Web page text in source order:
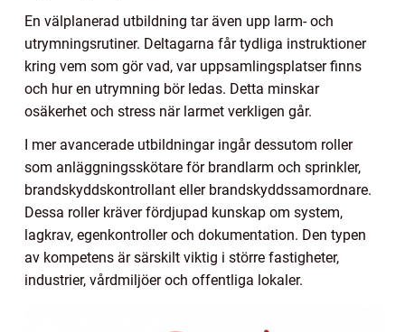
En välplanerad utbildning tar även upp larm- och
utrymningsrutiner. Deltagarna får tydliga instruktioner
kring vem som gör vad, var uppsamlingsplatser finns
och hur en utrymning bör ledas. Detta minskar
osäkerhet och stress när larmet verkligen går.
I mer avancerade utbildningar ingår dessutom roller
som anläggningsskötare för brandlarm och sprinkler,
brandskyddskontrollant eller brandskyddssamordnare.
Dessa roller kräver fördjupad kunskap om system,
lagkrav, egenkontroller och dokumentation. Den typen
av kompetens är särskilt viktig i större fastigheter,
industrier, vårdmiljöer och offentliga lokaler.